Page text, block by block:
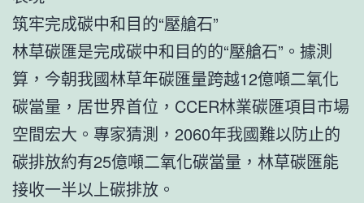
筑牢完成碳中和目的“壓艙石”
林草碳匯是完成碳中和目的的“壓艙石”。據測
算，今朝我國林草年碳匯量跨越12億噸二氧化
碳當量，居世界首位，CCER林業碳匯項目市場
空間宏大。專家猜測，2060年我國難以防止的
碳排放約有25億噸二氧化碳當量，林草碳匯能
接收一半以上碳排放。